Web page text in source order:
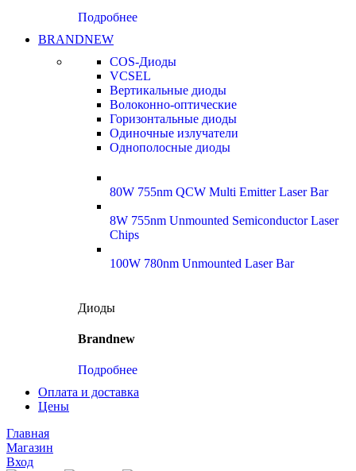
Подробнее
BRANDNEW
COS-Диоды
VCSEL
Вертикальные диоды
Волоконно-оптические
Горизонтальные диоды
Одиночные излучатели
Однополосные диоды
80W 755nm QCW Multi Emitter Laser Bar
8W 755nm Unmounted Semiconductor Laser
Chips
100W 780nm Unmounted Laser Bar
Диоды
Brandnew
Подробнее
Оплата и доставка
Цены
Главная
Магазин
Вход